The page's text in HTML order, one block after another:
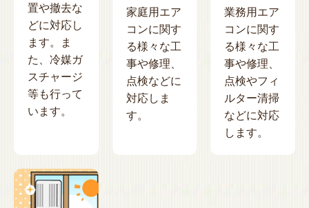
置や撤去な
どに対応し
ます。ま
た、冷媒ガ
スチャージ
等も行って
います。
家庭用エア
コンに関す
る様々な工
事や修理、
点検などに
対応しま
す。
業務用エア
コンに関す
る様々な工
事や修理、
点検やフィ
ルター清掃
などに対応
します。